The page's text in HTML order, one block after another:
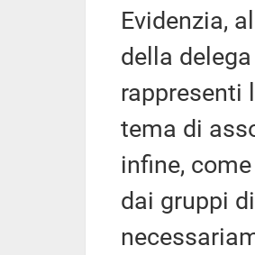
Evidenzia,
della
rappresenti
tema di
infine,
dai gruppi